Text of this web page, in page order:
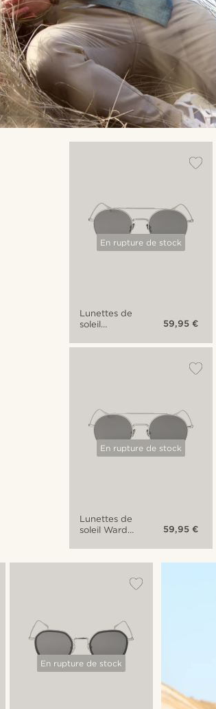
En rupture de stock
Lunettes de
soleil
Ward Thea
59,95 €
En rupture de stock
Lunettes de
soleil Ward
à verres
bruns
59,95 €
En rupture de stock